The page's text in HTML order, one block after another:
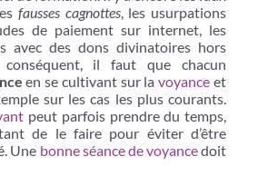
fausses cagnottes, les usurpations
de paiement sur internet, les
avec des dons divinatoires hors
il faut que chacun
en se cultivant sur lavoyance et
sur les cas les plus courants.
peut parfois prendre du temps,
de le faire pour éviter d’être
Une bonne séance de voyancedoit